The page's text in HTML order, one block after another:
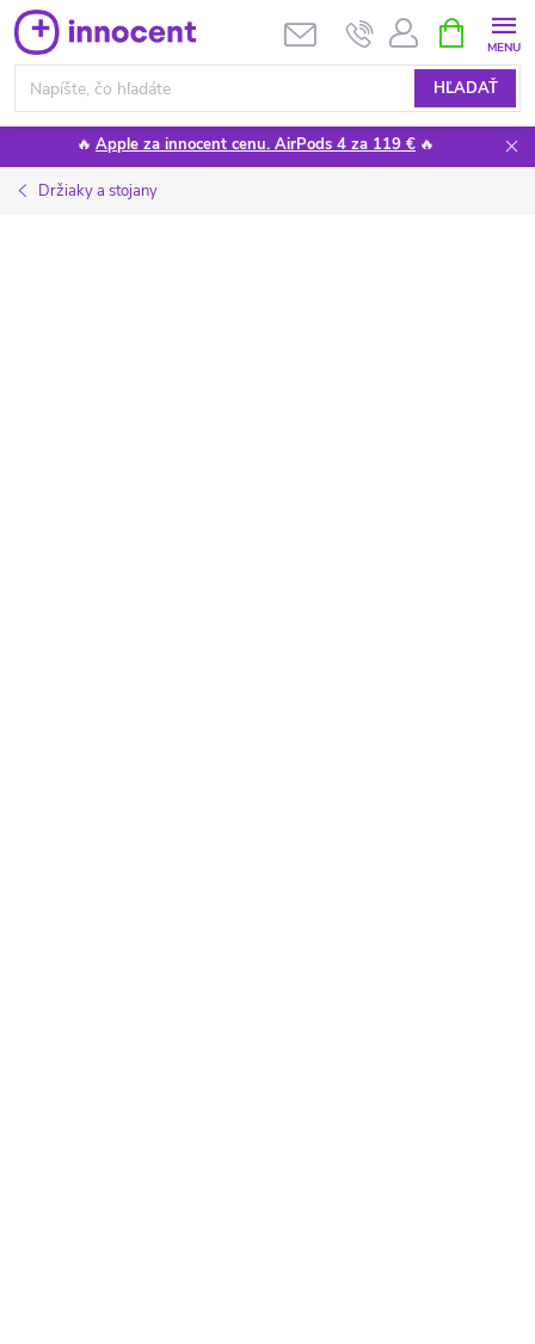
Prejsť
na
obsah
HĽADAŤ
KOŠÍK
🔥 Apple za innocent cenu. AirPods 4 za 119 € 🔥
Držiaky a stojany